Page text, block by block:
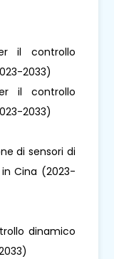
il controllo
2033)
il controllo
2033)
di sensori di
Cina (2023-
dinamico